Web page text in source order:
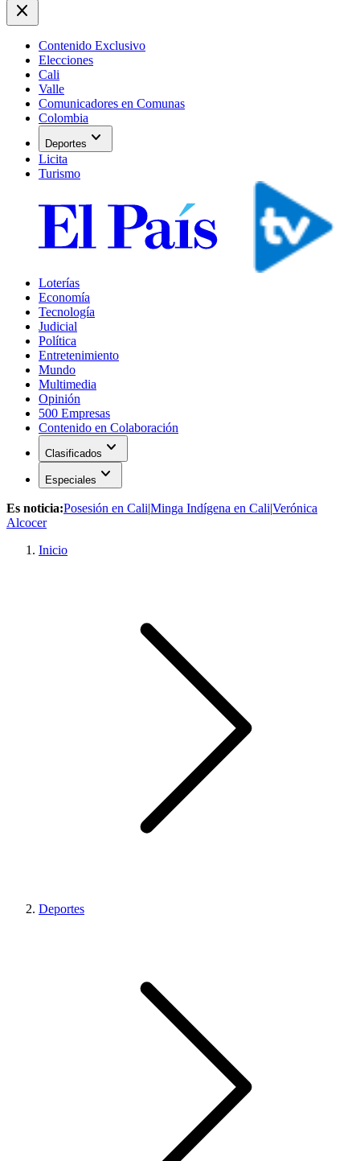
close
Contenido Exclusivo
Elecciones
Cali
Valle
Comunicadores en Comunas
Colombia
Deportes expand_more
Licita
Turismo
Loterías
Economía
Tecnología
Judicial
Política
Entretenimiento
Mundo
Multimedia
Opinión
500 Empresas
Contenido en Colaboración
Clasificados expand_more
Especiales expand_more
Es noticia:Posesión en Cali|Minga Indígena en Cali|Verónica
Alcocer
Inicio
Deportes